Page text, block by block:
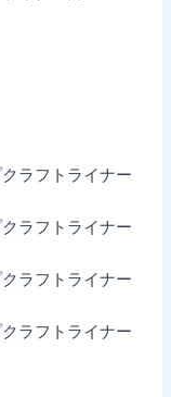
ラフトライナー
ラフトライナー
ラフトライナー
ラフトライナー